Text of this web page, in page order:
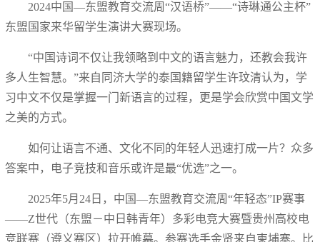
2024中国—东盟教育交流周“汉语桥”——“诗琳通公主杯”
东盟国家来华留学生演讲大赛现场。
“中国诗词不仅让我领略到中文的语言魅力，还教会我许
多人生智慧。”来自同济大学的泰国籍留学生许玟清认为，学
习中文不仅是掌握一门新语言的过程，更是学会欣赏中国文学
之美的方式。
如何让语言不通、文化不同的年轻人迅速打成一片？众多
答案中，电子竞技和音乐或许是最“优选”之一。
2025年5月24日，中国—东盟教育交流周“年轻态”IP赛事
——Z世代（东盟－中日韩青年）多彩电竞大赛暨贵州高校电
竞联赛（遵义赛区）拉开帷幕。参赛选手金贤来自柬埔寨。比